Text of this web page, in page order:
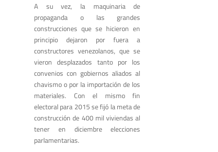
A su vez, la maquinaria de
propaganda o las grandes
construcciones que se hicieron en
principio dejaron por fuera a
constructores venezolanos, que se
vieron desplazados tanto por los
convenios con gobiernos aliados al
chavismo o por la importación de los
materiales. Con el mismo fin
electoral para 2015 se fijó la meta de
construcción de 400 mil viviendas al
tener en diciembre elecciones
parlamentarias.